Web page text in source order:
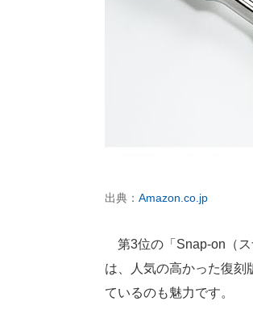
出典： Amazon.co.jp
第3位の「Snap-on（ス
は、人気の高かった復刻
ているのも魅力です。